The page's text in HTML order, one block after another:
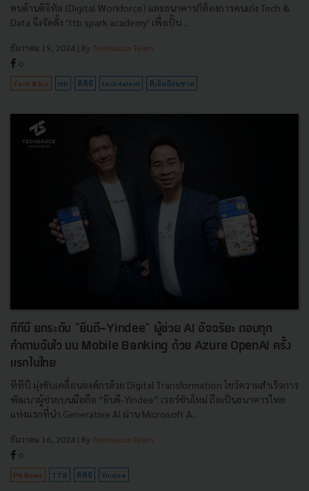
คนด้านดิจิทัล (Digital Workforce) และธนาคารก็ต้องการคนเก่ง Tech &
Data จึงจัดตั้ง ‘ttb spark academy’ เพื่อปั้น ...
ธันวาคม 19, 2024 | By Techsauce Team
0
Tech & Biz ttb ทีทีบี tech-talent ทีเอ็มบีธนชาต
ทีทีบี ยกระดับ "ยินดี-Yindee" ผู้ช่วย AI อัจฉริยะ ตอบทุก
คำถามฉับไว บน Mobile Banking ด้วย Azure OpenAI ครั้ง
แรกในไทย
ทีทีบี มุ่งขับเคลื่อนองค์กรด้วย Digital Transformation โชว์ความสำเร็จการ
พัฒนาผู้ช่วยบนมือถือ “ยินดี-Yindee” เวอร์ชันใหม่ ถือเป็นธนาคารไทย
แห่งแรกที่นำ Generative AI ผ่าน Microsoft A...
ธันวาคม 16, 2024 | By Techsauce Team
0
PR News TTB ทีทีบี Yindee